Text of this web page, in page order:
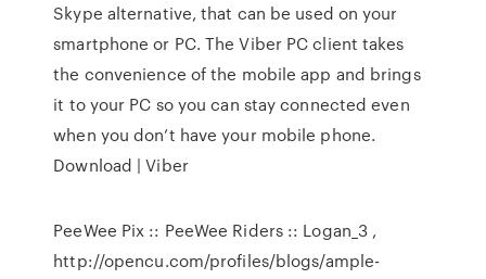
Skype alternative, that can be used on your
smartphone or PC. The Viber PC client takes
the convenience of the mobile app and brings
it to your PC so you can stay connected even
when you don’t have your mobile phone.
Download | Viber
PeeWee Pix :: PeeWee Riders :: Logan_3 ,
http://opencu.com/profiles/blogs/ample-